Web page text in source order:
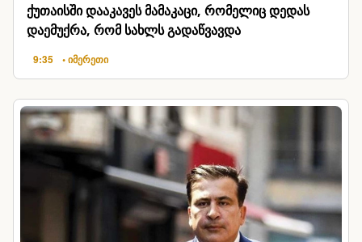
ქუთაისში დააკავეს მამაკაცი, რომელიც დედას
დაემუქრა, რომ სახლს გადაწვავდა
9:35 • იმერეთი